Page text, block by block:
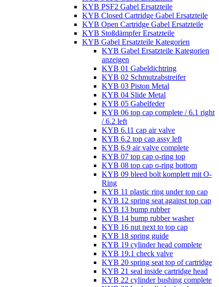
KYB PSF2 Gabel Ersatzteile
KYB Closed Cartridge Gabel Ersatzteile
KYB Open Cartridge Gabel Ersatzteile
KYB Stoßdämpfer Ersatzteile
KYB Gabel Ersatzteile Kategorien
KYB Gabel Ersatzteile Kategorien
anzeigen
KYB 01 Gabeldichtring
KYB 02 Schmutzabstreifer
KYB 03 Piston Metal
KYB 04 Slide Metal
KYB 05 Gabelfeder
KYB 06 top cap complete / 6.1 right
/ 6.2 left
KYB 6.11 cap air valve
KYB 6.2 top cap assy left
KYB 6.9 air valve complete
KYB 07 top cap o-ring top
KYB 08 top cap o-ring bottom
KYB 09 bleed bolt komplett mit O-
Ring
KYB 11 plastic ring under top cap
KYB 12 spring seat against top cap
KYB 13 bump rubber
KYB 14 bump rubber washer
KYB 16 nut next to top cap
KYB 18 spring guide
KYB 19 cylinder head complete
KYB 19.1 check valve
KYB 20 spring seat top of cartridge
KYB 21 seal inside cartridge head
KYB 22 cylinder bushing complete